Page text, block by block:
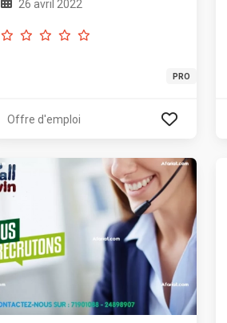
26 avril 2022
PRO
Offre d'emploi